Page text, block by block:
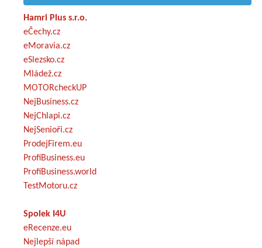
Hamri Plus s.r.o.
eČechy.cz
eMoravia.cz
eSlezsko.cz
Mládež.cz
MOTORcheckUP
NejBusiness.cz
NejChlapi.cz
NejSenioři.cz
ProdejFirem.eu
ProfiBusiness.eu
ProfiBusiness.world
TestMotoru.cz
Spolek I4U
eRecenze.eu
Nejlepší nápad